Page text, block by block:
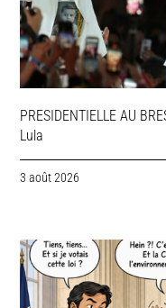
PRESIDENTIELLE AU
Lula
3 août 2026